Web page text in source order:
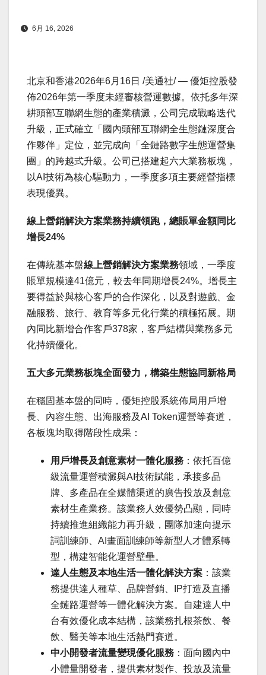
6月 16, 2026
北京和香港2026年6月16日 /美通社/ — 優矩控股發
佈2026年第一季度未經審核營運數據。依托多年深
耕頭部互聯網生態的產業積澱，公司完成戰略迭代
升級，正式確立「國內頭部互聯網全生態鏈深度合
作夥伴」定位，並完成向「全鏈路數字生態運營集
團」的跨越式升級。公司已搭建起六大業務板塊，
以AI技術為核心驅動力，一季度多項主要經營指標
表現優異。
線上營銷解決方案業務持續領跑，總賬單金額同比
增長24%
在傳統基本盤線上營銷解決方案業務領域，一季度
賬單規模達41億元，較去年同期增長24%。增長主
要得益於與核心客戶的合作深化，以及對遊戲、金
融服務、旅行、教育等多元化行業的積極拓展。期
內同比新增合作客戶378家，客戶結構與業務多元
化持續優化。
五大多元業務板塊全面發力，構築生態協同新格局
在穩固基本盤的同時，優矩控股系統佈局用戶增
長、內容生態、出海服務及AI Token運營等賽道，
各板塊均取得階段性成果：
用戶增長及創意素材一體化服務 ：依托百億
級流量運營積澱與AI技術賦能，承接多品
牌、多產品在全媒體渠道的廣告投放及創意
素材生產業務。該業務人效優勢凸顯，同時
持續推進組織能力再升級，團隊加速向提示
詞訓練師、AI畫面訓練師等新型人才體系轉
型，構建智能化運營壁壘。
達人生態及本地生活一體化解決方案 ：該業
務提供達人種草、品牌營銷、IP打造及直播
全鏈路運營等一體化解決方案。自建達人中
台有效優化成本結構，該業務扎根茶飲、餐
飲、醫美等本地生活熱門賽道。
中小開發者流量變現優化服務 ：面向國內中
小體量開發者，提供素材製作、投放及流量